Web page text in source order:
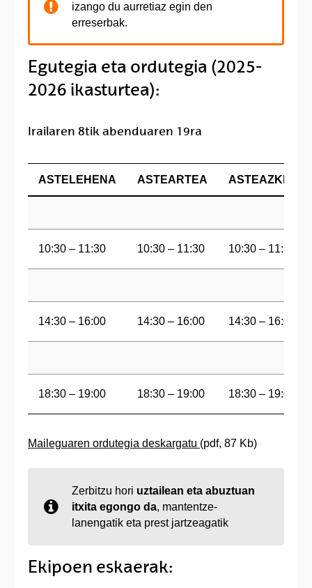
izango du aurretiaz egin den
erreserbak.
Egutegia eta ordutegia (2025-
2026 ikasturtea):
Irailaren 8tik abenduaren 19ra
ASTELEHENA ASTEARTEA ASTEAZKENA
10:30 – 11:30 10:30 – 11:30 10:30 – 11:30
14:30 – 16:00 14:30 – 16:00 14:30 – 16:00
18:30 – 19:00 18:30 – 19:00 18:30 – 19:00
Maileguaren ordutegia deskargatu (pdf, 87 Kb)
Zerbitzu hori uztailean eta abuztuan
itxita egongo da, mantentze-
lanengatik eta prest jartzeagatik
Ekipoen eskaerak: